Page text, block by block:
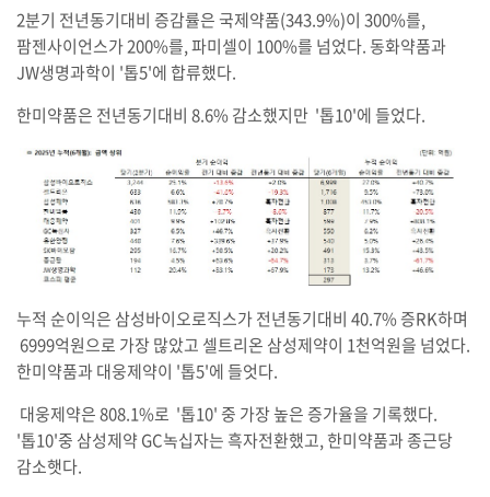
2분기 전년동기대비 증감률은 국제약품(343.9%)이 300%를,
팜젠사이언스가 200%를, 파미셀이 100%를 넘었다. 동화약품과
JW생명과학이 '톱5'에 합류했다.
한미약품은 전년동기대비 8.6% 감소했지만 '톱10'에 들었다.
누적 순이익은 삼성바이오로직스가 전년동기대비 40.7% 증RK하며
6999억원으로 가장 많았고 셀트리온 삼성제약이 1천억원을 넘었다.
한미약품과 대웅제약이 '톱5'에 들엇다.
대웅제약은 808.1%로 '톱10' 중 가장 높은 증가율을 기록했다.
'톱10'중 삼성제약 GC녹십자는 흑자전환했고, 한미약품과 종근당
감소햇다.